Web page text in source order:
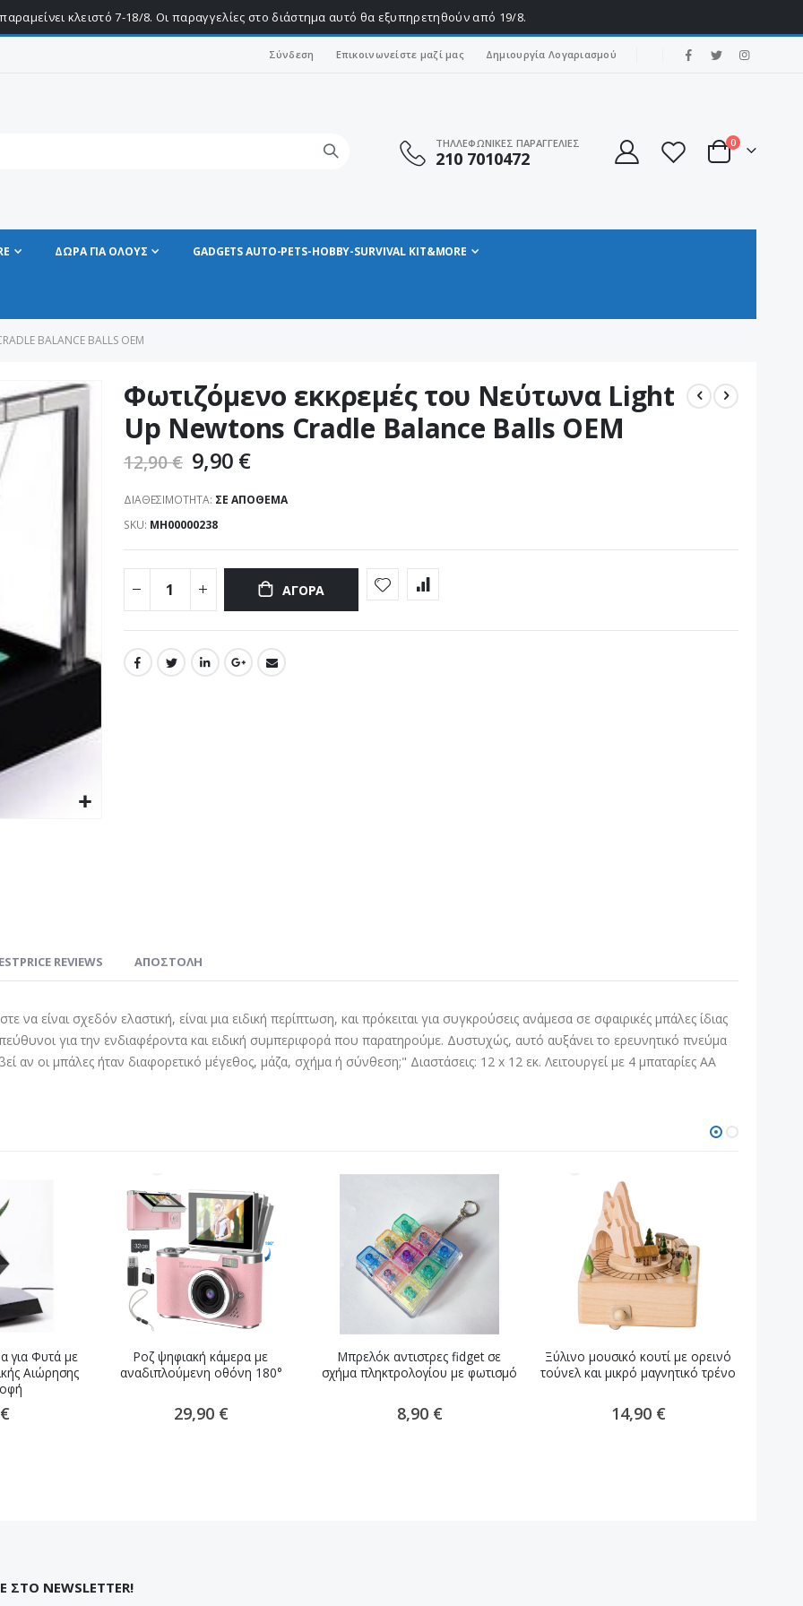
κλειστό 7-18/8. Οι παραγγελίες στο διάστημα αυτό θα εξυπηρετηθούν από 19/8.
Σύνδεση Επικοινωνείστε μαζί μας Δημιουργία Λογαριασμού
ΤΗΛΛΕΦΩΝΙΚΕΣ ΠΑΡΑΓΓΕΛΙΕΣ
210 7010472 Cart
0στοιχεία
ΔΩΡΑ ΓΙΑ ΟΛΟΥΣ GADGETS AUTO-PETS-HOBBY-SURVIVAL KIT&MORE
BALANCE BALLS OEM
Φωτιζόμενο εκκρεμές του Νεύτωνα Light
Up Newtons Cradle Balance Balls OEM
12,90 € 9,90 €
ΔΙΑΘΕΣΙΜΌΤΗΤΑ: ΣΕ ΑΠΌΘΕΜΑ
SKU ΜΗ00000238
ΑΓΟΡΆ
να είναι σχεδόν ελαστική, είναι μια ειδική περίπτωση, και πρόκειται για συγκρούσεις ανάμεσα σε σφαιρικές μπάλες ίδιας
για την ενδιαφέροντα και ειδική συμπεριφορά που παρατηρούμε. Δυστυχώς, αυτό αυξάνει το ερευνητικό πνεύμα
αν οι μπάλες ήταν διαφορετικό μέγεθος, μάζα, σχήμα ή σύνθεση;" Διαστάσεις: 12 x 12 εκ. Λειτουργεί με 4 μπαταρίες ΑΑ
REVIEWS ΑΠΟΣΤΟΛΗ
για Φυτά με
Αιώρησης
Ροζ ψηφιακή κάμερα με
αναδιπλούμενη οθόνη 180°
29,90 €
Μπρελόκ αντιστρες fidget σε
σχήμα πληκτρολογίου με φωτισμό
8,90 €
Ξύλινο μουσικό κουτί με ορεινό
τούνελ και μικρό μαγνητικό τρένο
14,90 €
ΣΤΟ NEWSLETTER!